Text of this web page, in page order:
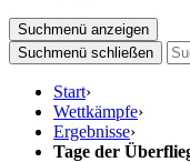
Suchmenü anzeigen
Suchmenü schließen
Start›
Wettkämpfe›
Ergebnisse›
Tage der